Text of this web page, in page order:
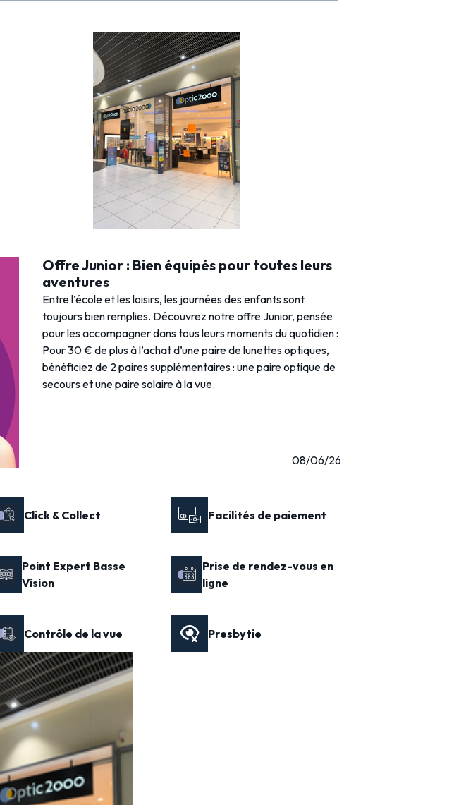
Offre Junior : Bien équipés pour toutes leurs
aventures
Entre l’école et les loisirs, les journées des enfants sont
toujours bien remplies. Découvrez notre offre Junior, pensée
pour les accompagner dans tous leurs moments du quotidien :
Pour 30 € de plus à l’achat d’une paire de lunettes optiques,
bénéficiez de 2 paires supplémentaires : une paire optique de
secours et une paire solaire à la vue.
08/06/26
Click & Collect Facilités de paiement
Point Expert Basse
Vision
Prise de rendez-vous en
ligne
Contrôle de la vue Presbytie